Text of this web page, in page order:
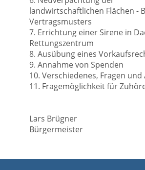
landwirtschaftlichen Flächen -
Vertragsmusters
7. Errichtung einer Sirene in
Rettungszentrum
8. Ausübung eines
9. Annahme von Spenden
10. Verschiedenes, Fragen
11. Fragemöglichkeit für
Lars Brügner
Bürgermeister